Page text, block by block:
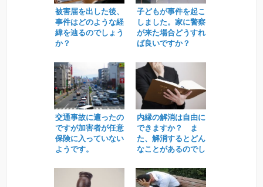
被害届を出した後、
事件はどのような経
緯を辿るのでしょう
か？
子どもが事件を起こ
しました。家に警察
が来た場合どうすれ
ば良いですか？
交通事故に遭ったの
ですが加害者が任意
保険に入っていない
ようです。
内縁の解消は自由に
できますか？ ま
た、解消するとどん
なことがあるのでし